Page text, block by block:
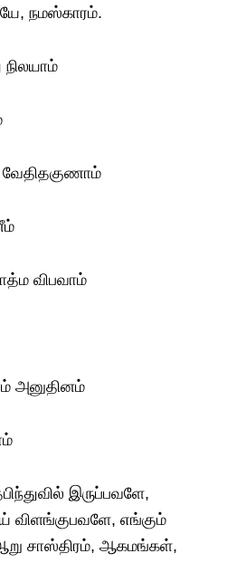
நமஸ்காரம்.
நிலயாம்
விபவாம்
அனுதினம்
இருப்பவளே,
விளங்குபவளே, எங்கும்
ஆறு சாஸ்திரம், ஆகமங்கள்,